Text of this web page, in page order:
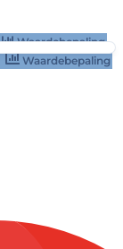
Waardebepaling
Waardebepaling